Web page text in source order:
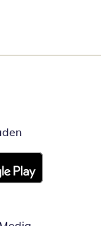
Öffnet in
Fenster